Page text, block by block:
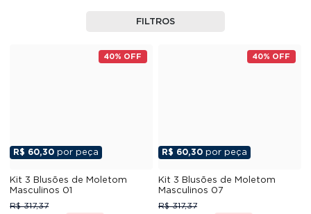
FILTROS
40% OFF
R$ 60,30 por peça
Kit 3 Blusões de Moletom
Masculinos 01
R$ 317,37
40% OFF
R$ 60,30 por peça
Kit 3 Blusões de Moletom
Masculinos 07
R$ 317,37